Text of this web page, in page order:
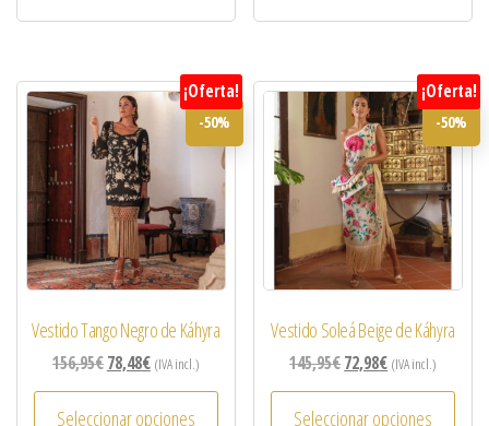
¡Oferta!
Vestido Tango Negro de Káhyra
156,95€78,48€ (IVA incl.)
Seleccionar opciones
-50%
¡Oferta!
Vestido Soleá Beige de Káhyra
145,95€72,98€ (IVA incl.)
Seleccionar opciones
-50%